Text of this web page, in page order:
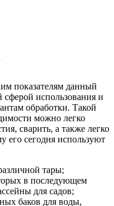
показателям данный
сферой использования и
обработки. Такой
можно легко
сварить, а также легко
его сегодня используют
тары;
в последующем
для садов;
баков для воды,